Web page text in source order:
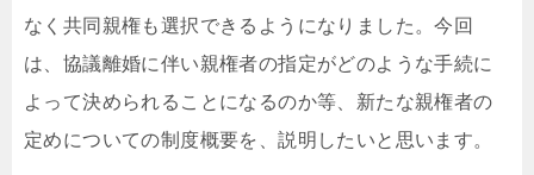
なく共同親権も選択できるようになりました。今回
は、協議離婚に伴い親権者の指定がどのような手続に
よって決められることになるのか等、新たな親権者の
定めについての制度概要を、説明したいと思います。